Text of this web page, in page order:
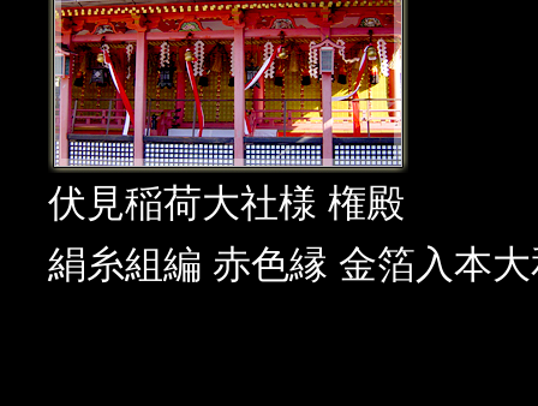
伏見稲荷大社様 権殿
絹糸組編 赤色縁 金箔入本